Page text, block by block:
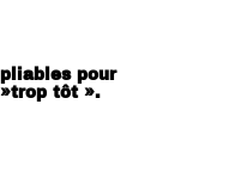
pour
»trop tôt ».